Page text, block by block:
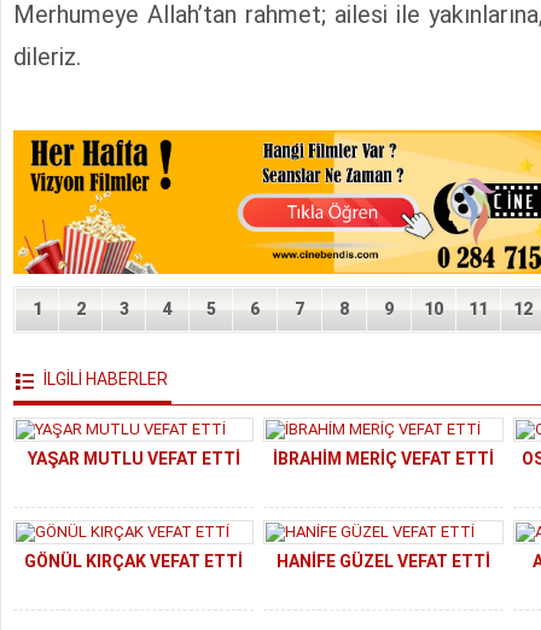
Merhumeye Allah’tan rahmet; ailesi ile
dileriz.
1 2 3 4 5 6 7 8 9 10 11 12
İLGİLİ HABERLER
YAŞAR MUTLU VEFAT ETTİ İBRAHİM MERİÇ VEFAT ETTİ
GÖNÜL KIRÇAK VEFAT ETTİ HANİFE GÜZEL VEFAT ETTİ